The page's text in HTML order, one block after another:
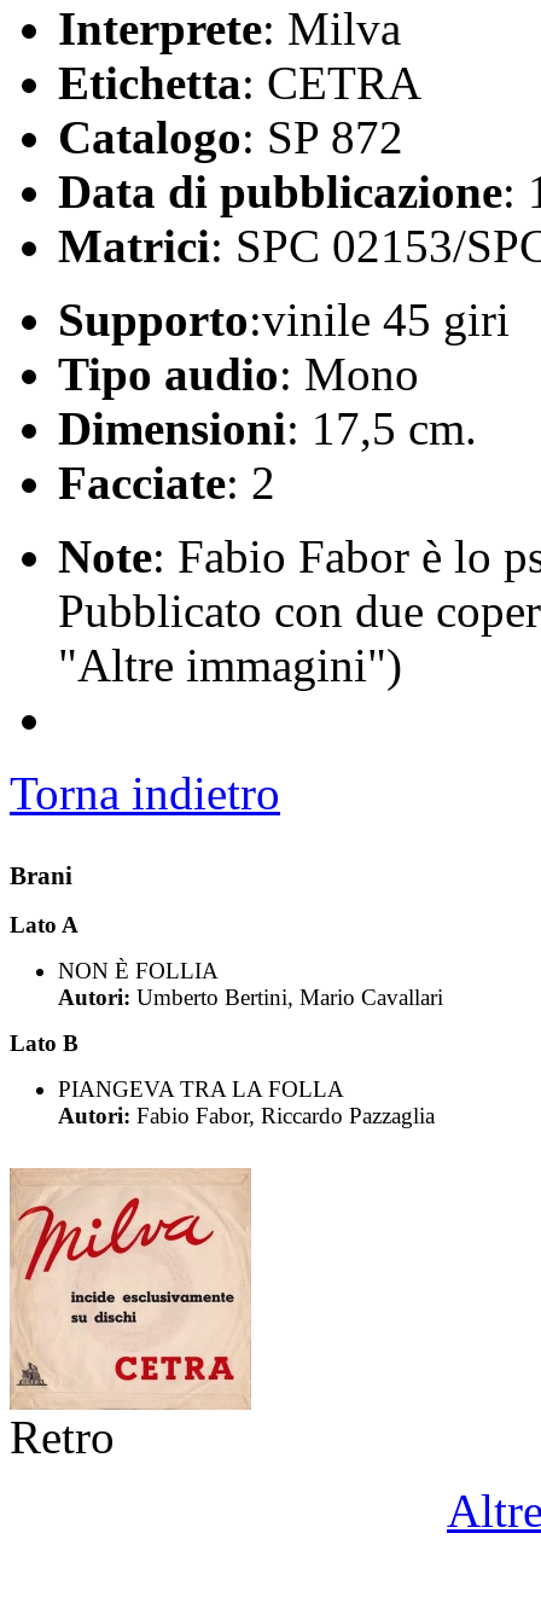
Interprete: Milva
Etichetta: CETRA
Catalogo: SP 872
Data di pubblicazione:
Matrici: SPC 02153/
Supporto:vinile 45 giri
Tipo audio: Mono
Dimensioni: 17,5 cm.
Facciate: 2
Note: Fabio Fabor è lo
Pubblicato con due
"Altre immagini")
Torna indietro
Brani
Lato A
NON È FOLLIA
Autori: Umberto Bertini, Mario Cavallari
Lato B
PIANGEVA TRA LA FOLLA
Autori: Fabio Fabor, Riccardo Pazzaglia
Retro